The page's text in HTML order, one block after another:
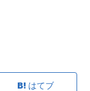
はてブ